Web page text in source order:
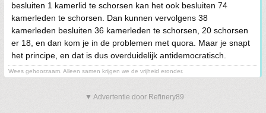
besluiten 1 kamerlid te schorsen kan het ook besluiten 74
kamerleden te schorsen. Dan kunnen vervolgens 38
kamerleden besluiten 36 kamerleden te schorsen, 20 schorsen
er 18, en dan kom je in de problemen met quora. Maar je snapt
het principe, en dat is dus overduidelijk antidemocratisch.
Wees gehoorzaam. Alleen samen krijgen we de vrijheid eronder.
▼ Advertentie door Refinery89